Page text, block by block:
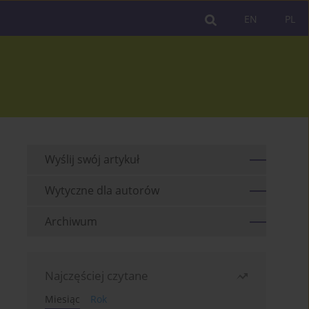
PL
EN
Wyślij swój artykuł
Wytyczne dla autorów
Archiwum
Najczęściej czytane
Miesiąc
Rok